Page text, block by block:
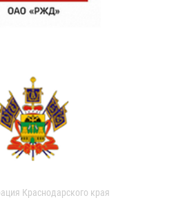
Краснодарского края